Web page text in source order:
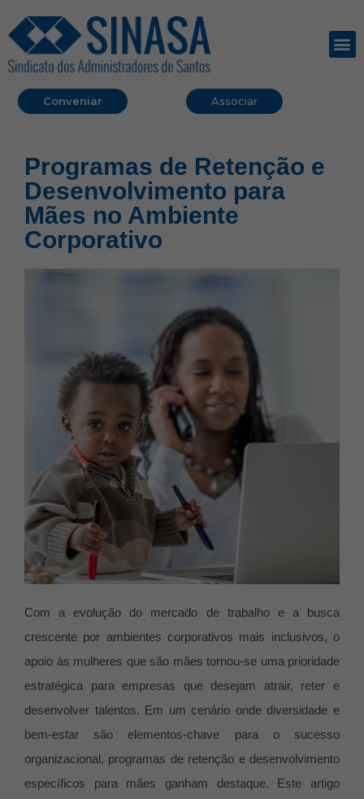
Conveniar Associar
Programas de Retenção e
Desenvolvimento para
Mães no Ambiente
Corporativo
Com a evolução do mercado de trabalho e a busca
crescente por ambientes corporativos mais inclusivos, o
apoio às mulheres que são mães tornou-se uma prioridade
estratégica para empresas que desejam atrair, reter e
desenvolver talentos. Em um cenário onde diversidade e
bem-estar são elementos-chave para o sucesso
organizacional, programas de retenção e desenvolvimento
específicos para mães ganham destaque. Este artigo